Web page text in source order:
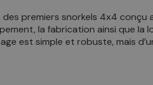
premiers snorkels 4x4
la fabrication ainsi que la
est simple et robuste, mais